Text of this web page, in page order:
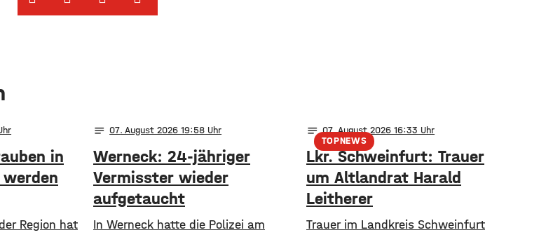
in
Region hat
notes 07. August 2026 19:58
Werneck: 24-jähriger
Vermisster wieder
aufgetaucht
In Werneck hatte die Polizei am
TOPNEWS
notes 07. August 2026 16:33
Lkr. Schweinfurt: Trauer
um Altlandrat Harald
Leitherer
Trauer im Landkreis Schweinfurt